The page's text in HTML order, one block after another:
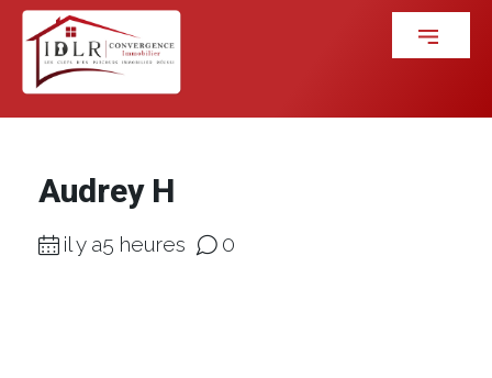
Audrey H
il y a5 heures 0